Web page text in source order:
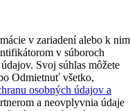
v zariadení alebo k nim
v súboroch
Svoj súhlas môžete
Odmietnuť všetko,
osobných údajov a
a neovplyvnia údaje